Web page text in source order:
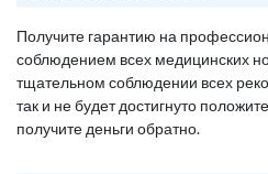
Получите гарантию на
соблюдением всех медицинских
тщательном соблюдении всех
так и не будет достигнуто
получите деньги обратно.